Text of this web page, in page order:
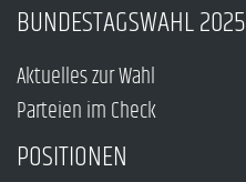
BUNDESTAGSWAHL 2025
Aktuelles zur Wahl
Parteien im Check
POSITIONEN